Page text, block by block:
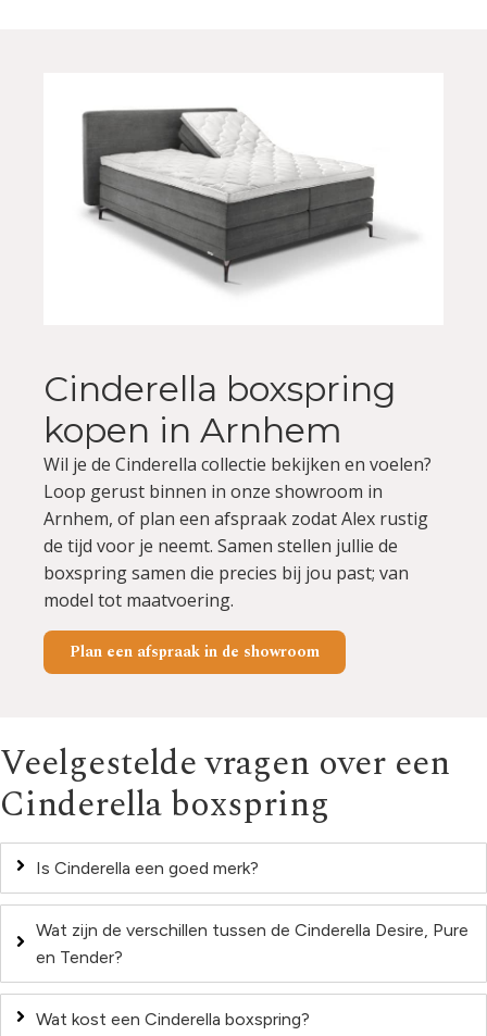
Cinderella boxspring
kopen in Arnhem
Wil je de Cinderella collectie bekijken en voelen?
Loop gerust binnen in onze showroom in
Arnhem, of plan een afspraak zodat Alex rustig
de tijd voor je neemt. Samen stellen jullie de
boxspring samen die precies bij jou past; van
model tot maatvoering.
Plan een afspraak in de showroom
Veelgestelde vragen over een
Cinderella boxspring
Is Cinderella een goed merk?
Wat zijn de verschillen tussen de Cinderella Desire, Pure
en Tender?
Wat kost een Cinderella boxspring?